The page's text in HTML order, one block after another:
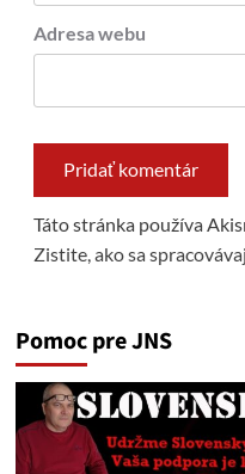
Adresa webu
Táto stránka používa
Zistite, ako sa
Pomoc pre JNS